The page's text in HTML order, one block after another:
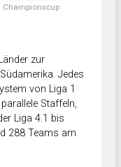
Championscup
zur
Jedes
von Liga 1
Staffeln,
Liga 4.1 bis
288 Teams am